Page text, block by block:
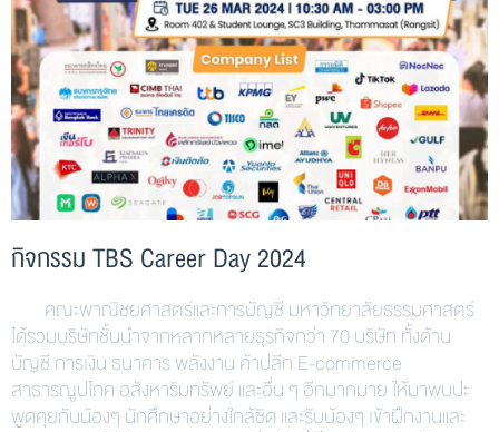
กิจกรรม TBS Career Day 2024
คณะพาณิชยศาสตร์และการบัญชี มหาวิทยาลัยธรรมศาสตร์
ได้รวมบริษัทชั้นนำจากหลากหลายธุรกิจกว่า 70 บริษัท ทั้งด้าน
บัญชี การเงิน ธนาคาร พลังงาน ค้าปลีก E-commerce
สาธารณูปโภค อสังหาริมทรัพย์ และอื่น ๆ อีกมากมาย ให้มาพบปะ
พูดคุยกับน้องๆ นักศึกษาอย่างใกล้ชิด และรับน้องๆ เข้าฝึกงานและ